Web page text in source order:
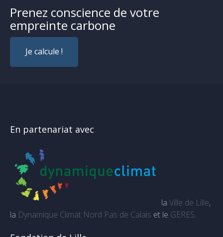
Prenez conscience de votre
empreinte carbone
Je calcule !
En partenariat avec
la Ville de Lille,
la Dynamique Climat Nord Pas de Calais et le GERES.